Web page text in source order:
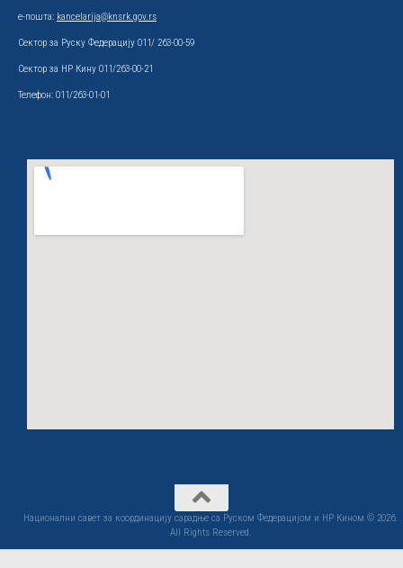
е-пошта: kancelarija@knsrk.gov.rs
Сектор за Руску Федерацију 011/ 263-00-59
Сектор за НР Кину 011/263-00-21
Телефон: 011/263-01-01
Национални савет за координацију сарадње са Руском Федерацијом и НР Кином © 2026.
All Rights Reserved.